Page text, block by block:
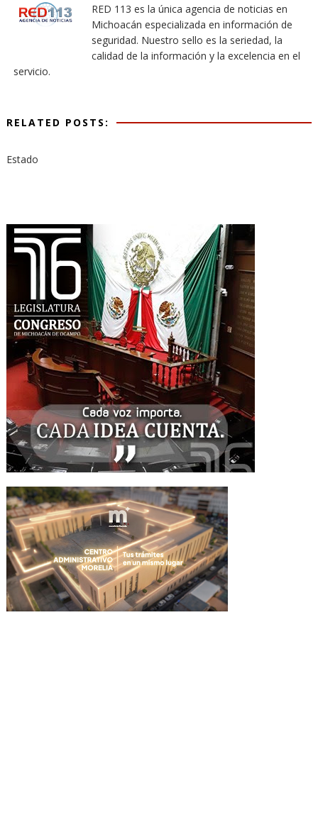
RED 113 es la única agencia de noticias en
Michoacán especializada en información de
seguridad. Nuestro sello es la seriedad, la
calidad de la información y la excelencia en el
servicio.
RELATED POSTS:
Estado